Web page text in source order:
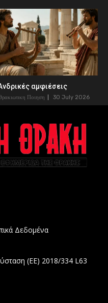
αμφιέσεις
Ποιηση 30 July 2026
Δεδομένα
(ΕΕ) 2018/334 L63